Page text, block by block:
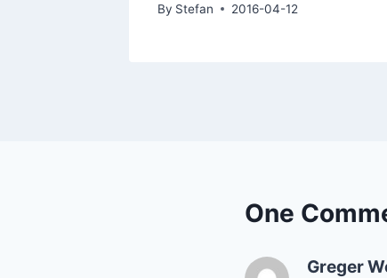
By Stefan 2016-04-12
One
Greger